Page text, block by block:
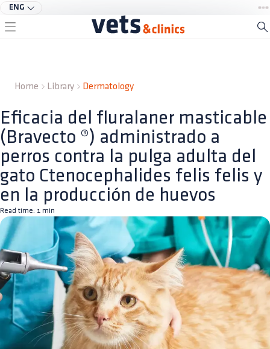
ENG
Home Library Dermatology
Eficacia del fluralaner masticable
(Bravecto ®) administrado a
perros contra la pulga adulta del
gato Ctenocephalides felis felis y
en la producción de huevos
Read time: 1 min